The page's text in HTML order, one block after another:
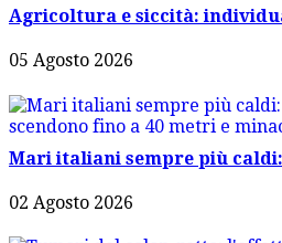
Agricoltura e siccità:
05 Agosto 2026
Mari italiani sempre più
02 Agosto 2026